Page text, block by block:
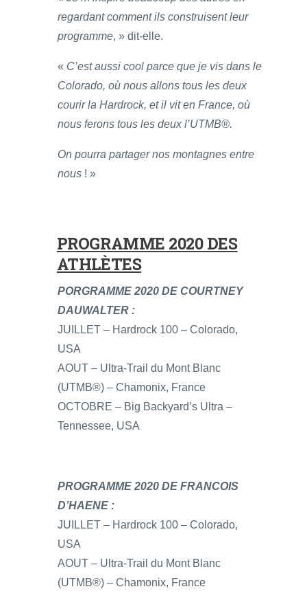
regardant comment ils construisent leur
programme, » dit-elle.
« C’est aussi cool parce que je vis dans le
Colorado, où nous allons tous les deux
courir la Hardrock, et il vit en France, où
nous ferons tous les deux l’UTMB®.
On pourra partager nos montagnes entre
nous ! »
PROGRAMME 2020 DES
ATHLÈTES
PORGRAMME 2020 DE COURTNEY
DAUWALTER :
JUILLET – Hardrock 100 – Colorado,
USA
AOUT – Ultra-Trail du Mont Blanc
(UTMB®) – Chamonix, France
OCTOBRE – Big Backyard’s Ultra –
Tennessee, USA
PROGRAMME 2020 DE FRANCOIS
D’HAENE :
JUILLET – Hardrock 100 – Colorado,
USA
AOUT – Ultra-Trail du Mont Blanc
(UTMB®) – Chamonix, France